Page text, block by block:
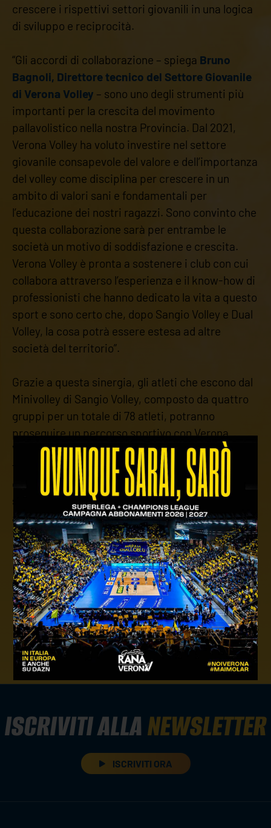
crescere i rispettivi settori giovanili in una logica
di sviluppo e reciprocità.
“Gli accordi di collaborazione – spiega Bruno
Bagnoli, Direttore tecnico del Settore Giovanile
di Verona Volley – sono uno degli strumenti più
importanti per la crescita del movimento
pallavolistico nella nostra Provincia. Dal 2021,
Verona Volley ha voluto investire nel settore
giovanile consapevole del valore e dell’importanza
del volley come disciplina per crescere in un
ambito di valori sani e fondamentali per
l’educazione dei nostri ragazzi. Sono convinto che
questa collaborazione sarà per entrambe le
società un motivo di soddisfazione e crescita.
Verona Volley è pronta a sostenere i club con cui
collabora attraverso l’esperienza e il know-how di
professionisti che hanno dedicato la vita a questo
sport e sono certo che, dopo Sangio Volley e Dual
Volley, la cosa potrà essere estesa ad altre
società del territorio”.
Grazie a questa sinergia, gli atleti che escono dal
Minivolley di Sangio Volley, composto da quattro
gruppi per un totale di 78 atleti, potranno
proseguire un percorso sportivo con Verona
Volley. Al contrario, le ragazze dell’attuale
formazione U14 veronese avranno la possibilità di
continuare la loro esperienza nelle categorie
superiori della società lupatotina, che
attualmente a livello femminile conta due Under
13, una Under 14, una Under 16, una squadra che
partecipa al campionato C.S.I.
precedente:settore giovanile: il programma del weekend
successivo:settore giovanile: altri 3 punti in prima
divisione, bene l'u13
news giovanili
ISCRIVITI ALLANEWSLETTER
ISCRIVITI ORA